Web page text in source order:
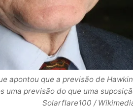
apontou que a previsão de
uma previsão do que uma
Solarflare100 /